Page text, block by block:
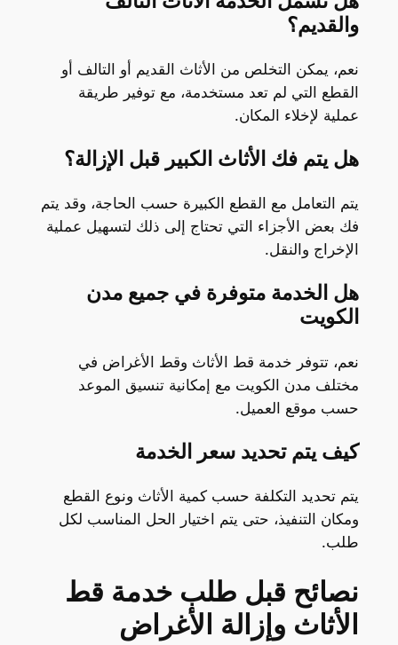
والقديم؟
نعم، يمكن التخلص من الأثاث القديم أو التالف أو
القطع التي لم تعد مستخدمة، مع توفير طريقة
عملية لإخلاء المكان.
هل يتم فك الأثاث الكبير قبل الإزالة؟
يتم التعامل مع القطع الكبيرة حسب الحاجة، وقد يتم
فك بعض الأجزاء التي تحتاج إلى ذلك لتسهيل عملية
الإخراج والنقل.
هل الخدمة متوفرة في جميع مدن
الكويت
نعم، تتوفر خدمة قط الأثاث وقط الأغراض في
مختلف مدن الكويت مع إمكانية تنسيق الموعد
حسب موقع العميل.
كيف يتم تحديد سعر الخدمة
يتم تحديد التكلفة حسب كمية الأثاث ونوع القطع
ومكان التنفيذ، حتى يتم اختيار الحل المناسب لكل
طلب.
نصائح قبل طلب خدمة قط
الأثاث وإزالة الأغراض